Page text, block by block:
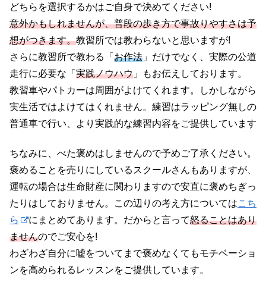
どちらを選択するかはご自身で決めてください!
意外かもしれませんが、普段の歩き方で事故りやすさは予
想がつきます。教習所では教わらないと思いますが!
さらに教習所で教わる「 お作法 」だけでなく、実際の公道
走行に必要な「 実践ノウハウ 」もお伝えしております。
教習車やパトカーは周囲がよけてくれます。しかしながら
実生活ではよけてはくれません。練習はラッピング無しの
普通車で行い、より実践的な練習内容をご提供しています
ちなみに、べた褒めはしませんので予めご了承ください。
褒めることを売りにしているスクールさんもありますが、
運転の場合は生命財産に関わりますので安直に褒めちぎっ
たりはしておりません。この辺りの考え方についてはこち
ら
にまとめてあります。だからと言って怒ることはあり
ませんのでご安心を!
わざわざ自分に嘘をついてまで褒めなくてもモチベーショ
ンを高められるレッスンをご提供しています。